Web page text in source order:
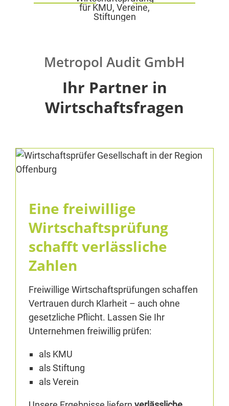
Metropol Audit GmbH
Ihr Partner in
Wirtschaftsfragen
Eine freiwillige
Wirtschaftsprüfung
schafft verlässliche
Zahlen
Freiwillige Wirtschaftsprüfungen schaffen
Vertrauen durch Klarheit – auch ohne
gesetzliche Pflicht. Lassen Sie Ihr
Unternehmen freiwillig prüfen:
als KMU
als Stiftung
als Verein